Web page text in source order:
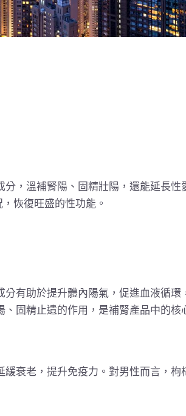
，溫補腎陽、固精壯陽，還能延長性
恢復旺盛的性功能。
有助於提升體內陽氣，促進血液循環
固精止遺的作用，是補腎產品中的核
衰老，提升免疫力。對男性而言，枸